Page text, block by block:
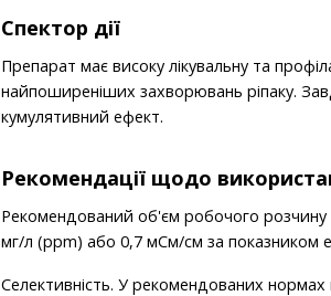
Спектор дії
Препарат має високу лікувальну та
найпоширеніших захворювань ріпаку.
кумулятивний ефект.
Рекомендації щодо
Рекомендований об'єм робочого розчину
мг/л (ррm) або 0,7 мСм/cм за показником
Селективність. У рекомендованих